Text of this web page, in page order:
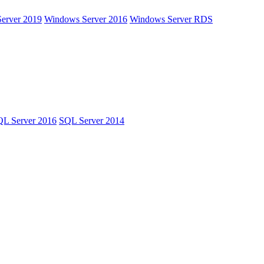
2019 Windows Server 2016 Windows Server RDS
Server 2016 SQL Server 2014